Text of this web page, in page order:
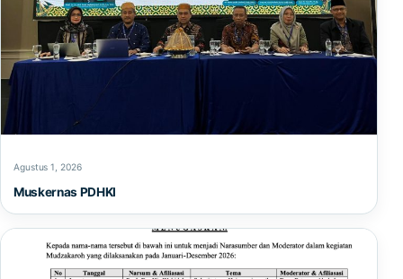
Agustus 1, 2026
Muskernas PDHKI